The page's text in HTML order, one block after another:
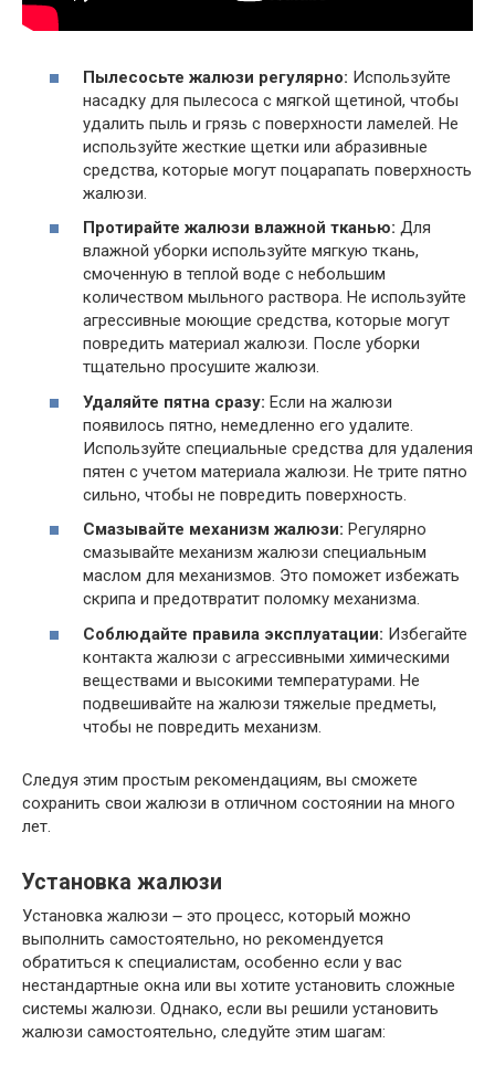
Пылесосьте жалюзи регулярно: Используйте
насадку для пылесоса с мягкой щетиной, чтобы
удалить пыль и грязь с поверхности ламелей. Не
используйте жесткие щетки или абразивные
средства, которые могут поцарапать поверхность
жалюзи.
Протирайте жалюзи влажной тканью: Для
влажной уборки используйте мягкую ткань,
смоченную в теплой воде с небольшим
количеством мыльного раствора. Не используйте
агрессивные моющие средства, которые могут
повредить материал жалюзи. После уборки
тщательно просушите жалюзи.
Удаляйте пятна сразу: Если на жалюзи
появилось пятно, немедленно его удалите.
Используйте специальные средства для удаления
пятен с учетом материала жалюзи. Не трите пятно
сильно, чтобы не повредить поверхность.
Смазывайте механизм жалюзи: Регулярно
смазывайте механизм жалюзи специальным
маслом для механизмов. Это поможет избежать
скрипа и предотвратит поломку механизма.
Соблюдайте правила эксплуатации: Избегайте
контакта жалюзи с агрессивными химическими
веществами и высокими температурами. Не
подвешивайте на жалюзи тяжелые предметы,
чтобы не повредить механизм.
Следуя этим простым рекомендациям, вы сможете
сохранить свои жалюзи в отличном состоянии на много
лет.
Установка жалюзи
Установка жалюзи ౼ это процесс, который можно
выполнить самостоятельно, но рекомендуется
обратиться к специалистам, особенно если у вас
нестандартные окна или вы хотите установить сложные
системы жалюзи. Однако, если вы решили установить
жалюзи самостоятельно, следуйте этим шагам: